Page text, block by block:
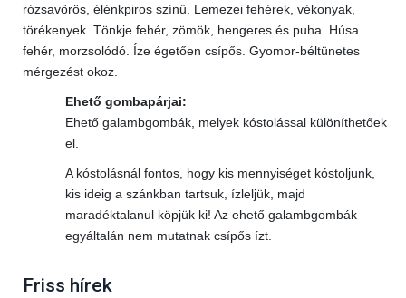
rózsavörös, élénkpiros színű. Lemezei fehérek, vékonyak,
törékenyek. Tönkje fehér, zömök, hengeres és puha. Húsa
fehér, morzsolódó. Íze égetően csípős. Gyomor-béltünetes
mérgezést okoz.
Ehető gombapárjai:
Ehető galambgombák, melyek kóstolással különíthetőek
el.
A kóstolásnál fontos, hogy kis mennyiséget kóstoljunk,
kis ideig a szánkban tartsuk, ízleljük, majd
maradéktalanul köpjük ki! Az ehető galambgombák
egyáltalán nem mutatnak csípős ízt.
Friss hírek